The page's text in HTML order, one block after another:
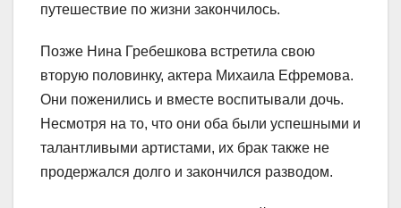
путешествие по жизни закончилось.
Позже Нина Гребешкова встретила свою
вторую половинку, актера Михаила Ефремова.
Они поженились и вместе воспитывали дочь.
Несмотря на то, что они оба были успешными и
талантливыми артистами, их брак также не
продержался долго и закончился разводом.